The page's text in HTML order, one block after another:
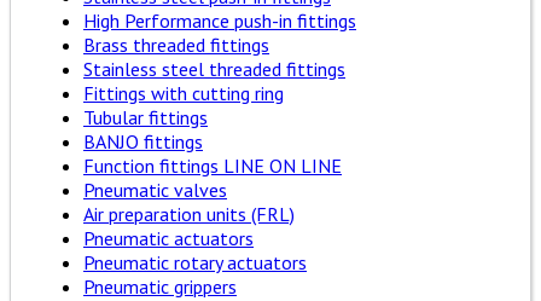
High Performance push-in fittings
Brass threaded fittings
Stainless steel threaded fittings
Fittings with cutting ring
Tubular fittings
BANJO fittings
Function fittings LINE ON LINE
Pneumatic valves
Air preparation units (FRL)
Pneumatic actuators
Pneumatic rotary actuators
Pneumatic grippers